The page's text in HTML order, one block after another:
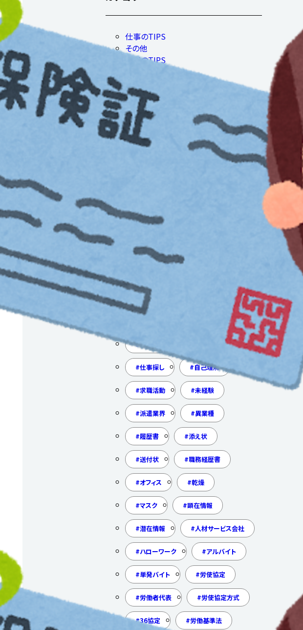
仕事のTIPS
その他
採用のTIPS
タグ
派遣 有期雇用
基礎控除申告書
保険料控除申告書
職場見学 入社前手続き
仕事探し 自己理解
求職活動 未経験
派遣業界 異業種
履歴書 添え状
送付状 職務経歴書
オフィス 乾燥
マスク 顕在情報
潜在情報 人材サービス会社
ハローワーク アルバイト
単発バイト 労使協定
労働者代表 労使協定方式
36協定 労働基準法